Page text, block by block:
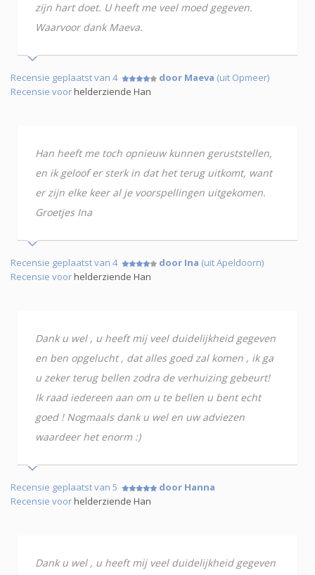
zijn hart doet. U heeft me veel moed gegeven.
Waarvoor dank Maeva.
Recensie geplaatst van 4 door Maeva (uit Opmeer)
Recensie voorhelderziende Han
Han heeft me toch opnieuw kunnen geruststellen,
en ik geloof er sterk in dat het terug uitkomt, want
er zijn elke keer al je voorspellingen uitgekomen.
Groetjes Ina
Recensie geplaatst van 4 door Ina (uit Apeldoorn)
Recensie voorhelderziende Han
Dank u wel , u heeft mij veel duidelijkheid gegeven
en ben opgelucht , dat alles goed zal komen , ik ga
u zeker terug bellen zodra de verhuizing gebeurt!
Ik raad iedereen aan om u te bellen u bent echt
goed ! Nogmaals dank u wel en uw adviezen
waardeer het enorm :)
Recensie geplaatst van 5
door Hanna
Recensie voorhelderziende Han
Dank u wel , u heeft mij veel duidelijkheid gegeven